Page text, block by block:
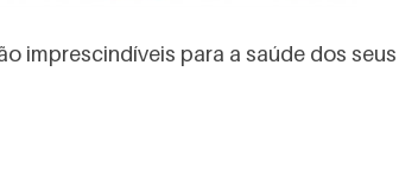
imprescindíveis para a saúde dos